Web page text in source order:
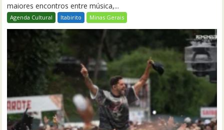
maiores encontros entre música,...
Agenda Cultural Itabirito Minas Gerais